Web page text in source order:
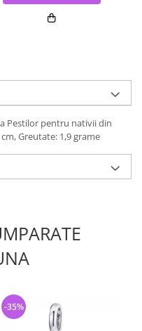
Pestilor pentru nativii din
Greutate: 1,9 grame
-35%